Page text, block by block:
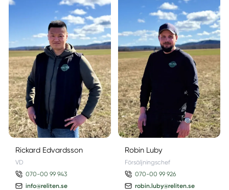
Rickard Edvardsson
VD
070-00 99 943
info@reliten.se
Robin Luby
Försäljningschef
070-00 99 926
robin.luby@reliten.se